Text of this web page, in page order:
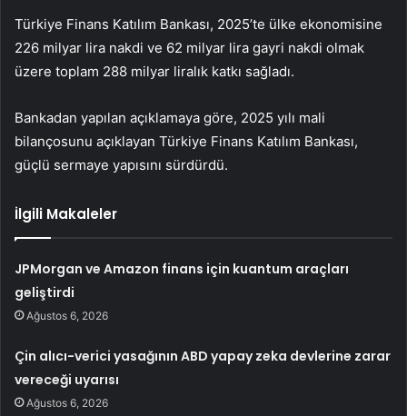
Türkiye Finans Katılım Bankası, 2025’te ülke ekonomisine
226 milyar lira nakdi ve 62 milyar lira gayri nakdi olmak
üzere toplam 288 milyar liralık katkı sağladı.
Bankadan yapılan açıklamaya göre, 2025 yılı mali
bilançosunu açıklayan Türkiye Finans Katılım Bankası,
güçlü sermaye yapısını sürdürdü.
İlgili Makaleler
JPMorgan ve Amazon finans için kuantum araçları
geliştirdi
Ağustos 6, 2026
Çin alıcı-verici yasağının ABD yapay zeka devlerine zarar
vereceği uyarısı
Ağustos 6, 2026